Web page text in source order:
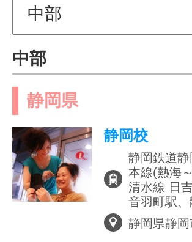
や
掲
中部
静岡県
静岡校
静岡鉄道
本線(熱海
清水線 日
音羽町駅
静岡県静